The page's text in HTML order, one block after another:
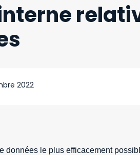
2022
données le plus efficacement